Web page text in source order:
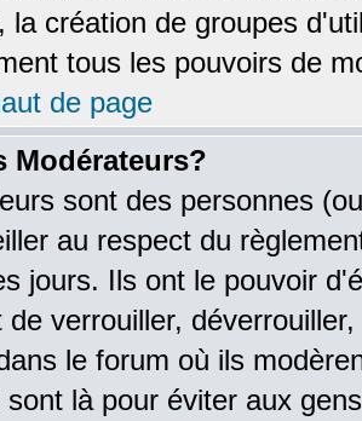
la création de groupes
tous les pouvoirs de
de page
Modérateurs?
sont des personnes
au respect du
jours. Ils ont le pouvoir
de verrouiller,
le forum où ils
sont là pour éviter aux